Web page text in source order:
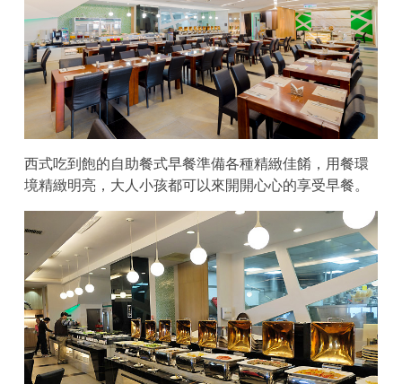
西式吃到飽的自助餐式早餐準備各種精緻佳餚，用餐環
境精緻明亮，大人小孩都可以來開開心心的享受早餐。